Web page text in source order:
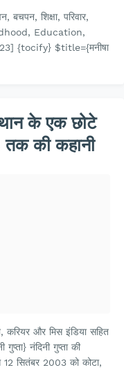
बचपन, शिक्षा, परिवार,
Education,
{tocify} $title={मनीषा
के एक छोटे
तक की कहानी
करियर और मिस इंडिया सहित